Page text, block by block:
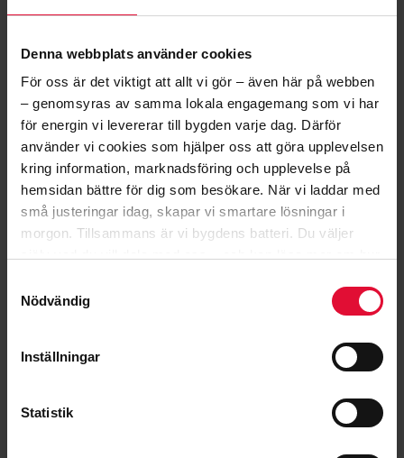
Denna webbplats använder cookies
För oss är det viktigt att allt vi gör – även här på webben
– genomsyras av samma lokala engagemang som vi har
för energin vi levererar till bygden varje dag. Därför
använder vi cookies som hjälper oss att göra upplevelsen
kring information, marknadsföring och upplevelse på
hemsidan bättre för dig som besökare. När vi laddar med
små justeringar idag, skapar vi smartare lösningar i
morgon. Tillsammans är vi bygdens batteri. Du väljer
Nödvändig
Inställningar
Statistik
Att nyttja din lokala el är inte svårt. Börja med att
skräddarsy ett elavtal efter dina behov.
FÖRETAG
NYINFLYTTAD?
Är du nyinflyttad och har fått ett anvisat elpris?
att aktivt välja ett elavtal som passar just dig.